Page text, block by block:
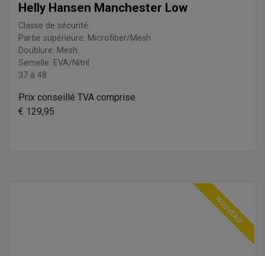
Helly Hansen Manchester Low
Classe de sécurité:
Partie supérieure: Microfiber/Mesh
Doublure: Mesh
Semelle: EVA/Nitril
37 à 48
Prix conseillé TVA comprise
€ 129,95
NOUVEAU